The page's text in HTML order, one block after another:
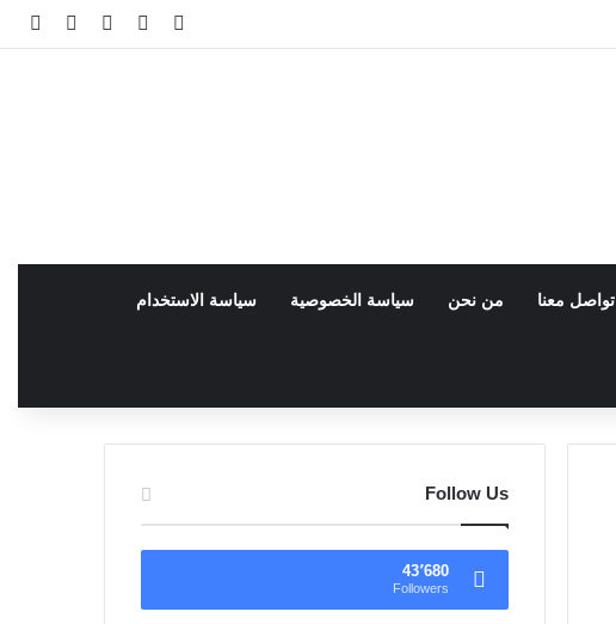
فيسبوكfacebookتسجيلمقال
تواصل معنا من نحن سياسة الخصوصية سياسة الاستخدام
Follow Us
43٬680
Followers